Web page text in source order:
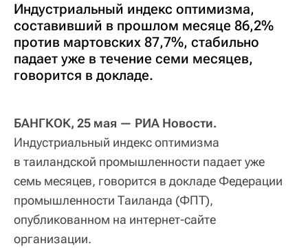
Индустриальный индекс оптимизма,
составивший в прошлом месяце 86,2%
против мартовских 87,7%, стабильно
падает уже в течение семи месяцев,
говорится в докладе.
БАНГКОК, 25 мая — РИА Новости.
Индустриальный индекс оптимизма
в таиландской промышленности падает уже
семь месяцев, говорится в докладе Федерации
промышленности Таиланда (ФПТ),
опубликованном на интернет-сайте
организации.